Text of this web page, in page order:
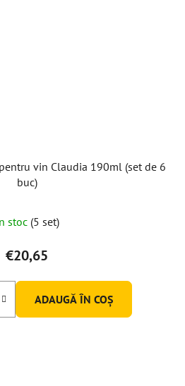
vin Claudia 190ml (set de 6
buc)
stoc (5 set)
€20,65
ADAUGĂ ÎN COŞ